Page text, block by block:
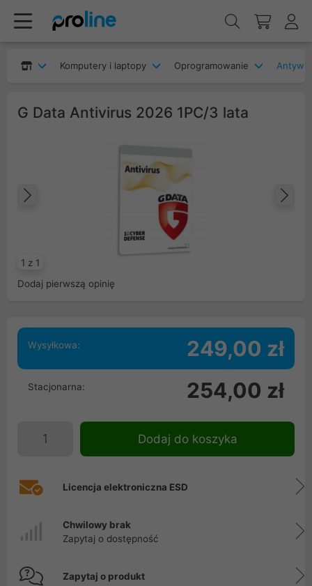
Komputery i laptopy Oprogramowanie
G Data Antivirus 2026 1PC/3 lata
1 z 1
Dodaj pierwszą opinię
Wysyłkowa: 249,00 zł
Stacjonarna: 254,00 zł
Dodaj do koszyka
Licencja elektroniczna ESD
Chwilowy brak
Zapytaj o dostępność
Zapytaj o produkt